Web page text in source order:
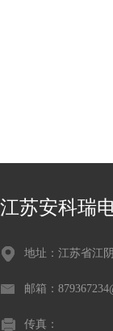
江苏安科瑞
地址：江苏省江
邮箱：
传真：